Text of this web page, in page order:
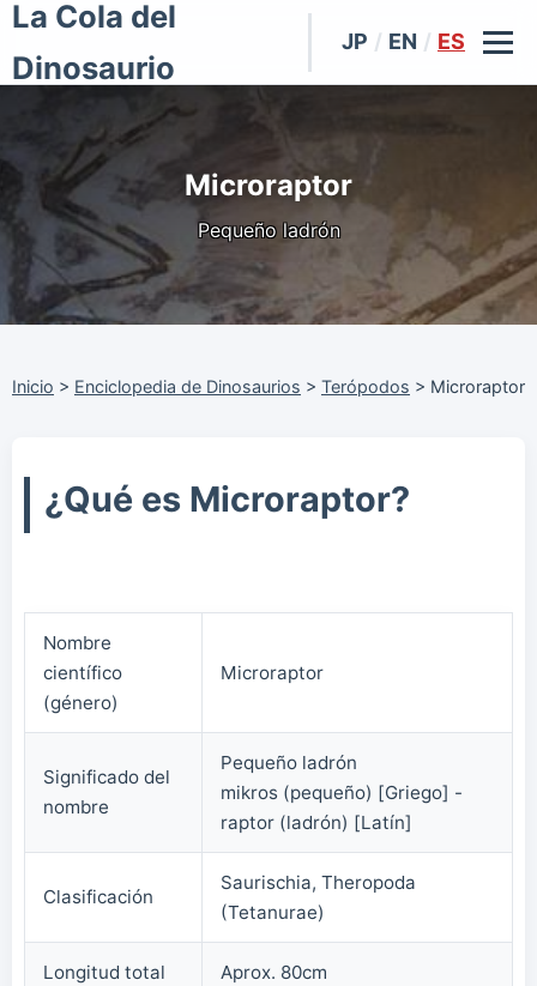
La Cola del
Dinosaurio
JP / EN / ES
Microraptor
Pequeño ladrón
Inicio > Enciclopedia de Dinosaurios > Terópodos > Microraptor
¿Qué es Microraptor?
Nombre
científico
(género)
Microraptor
Significado del
nombre
Pequeño ladrón
mikros (pequeño) [Griego] -
raptor (ladrón) [Latín]
Clasificación
Saurischia, Theropoda
(Tetanurae)
Longitud total Aprox. 80cm